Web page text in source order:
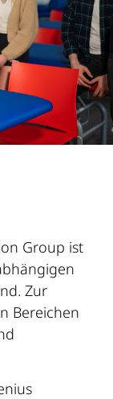
Group ist
Zur
Bereichen